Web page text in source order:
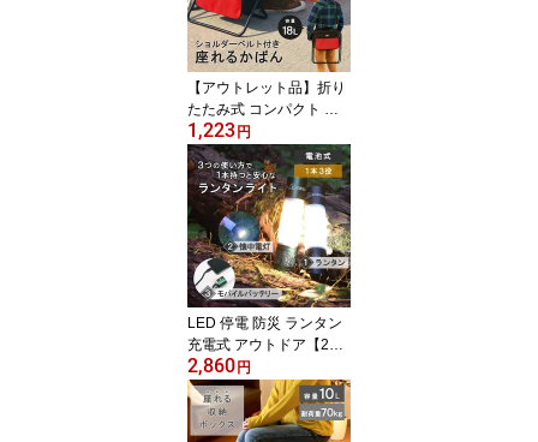
間収納 日本製 ほこりの
入りにくい壁タイプ 半透
明タイプ クローゼット
押入れ 衣類収納 衣装ケ
ース おしゃれ
【アウトレット品】折り
たたみ式 コンパクト 椅
子 チェアー バッグ カバ
ン 一体型 釣り アウトド
ア イベント 花火大会 レ
ジャー 登山 収納 持ち運
び 【ショルダーバッグチ
ェアー】
1,223 円
LED 停電 防災 ランタン
充電式 アウトドア【2WA
Yトーチ＆ランタン】懐
中電灯 持ち運び 持ちや
すい キャンプ 非常時 バ
ッテリー スマホ充電 お
2,860 円